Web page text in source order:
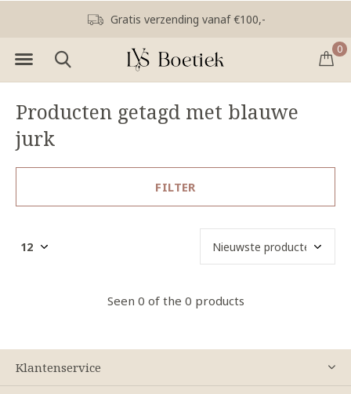
0
Gratis verzending vanaf €100,-
Producten getagd met blauwe
jurk
FILTER
Seen 0 of the 0 products
Klantenservice